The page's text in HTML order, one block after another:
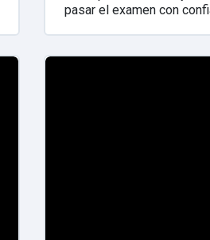
pasar el examen con